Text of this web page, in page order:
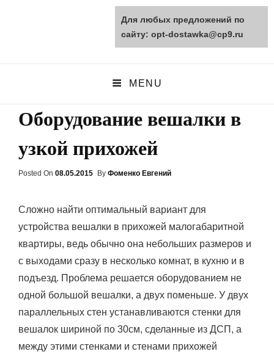
opt-dostawka.ru
MENU
Оборудование вешалки в
узкой прихожей
Posted On Posted
08.05.2015 By Фоменко Евгений
Сложно найти оптимальный вариант для
устройства вешалки в прихожей малогабаритной
квартиры, ведь обычно она небольших размеров и
с выходами сразу в несколько комнат, в кухню и в
подъезд. Проблема решается оборудованием не
одной большой вешалки, а двух поменьше. У двух
параллельных стен устанавливаются стенки для
вешалок шириной по 30см, сделанные из ДСП, а
между этими стенками и стенами прихожей
Для любых предложений по
сайту: opt-dostawka@cp9.ru